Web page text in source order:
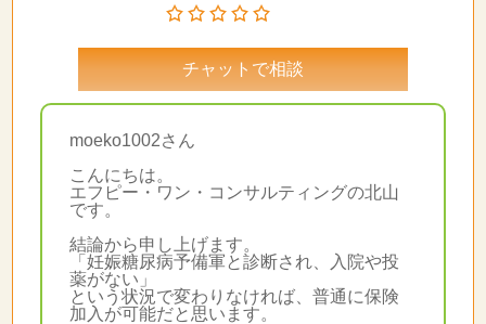
チャットで相談
moeko1002さん
こんにちは。
エフピー・ワン・コンサルティングの北山
です。
結論から申し上げます。
「妊娠糖尿病予備軍と診断され、入院や投
薬がない」
という状況で変わりなければ、普通に保険
加入が可能だと思います。